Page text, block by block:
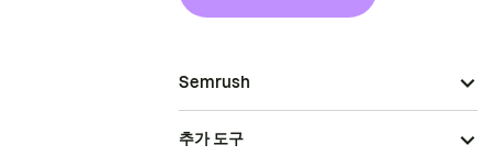
Semrush
추가 도구